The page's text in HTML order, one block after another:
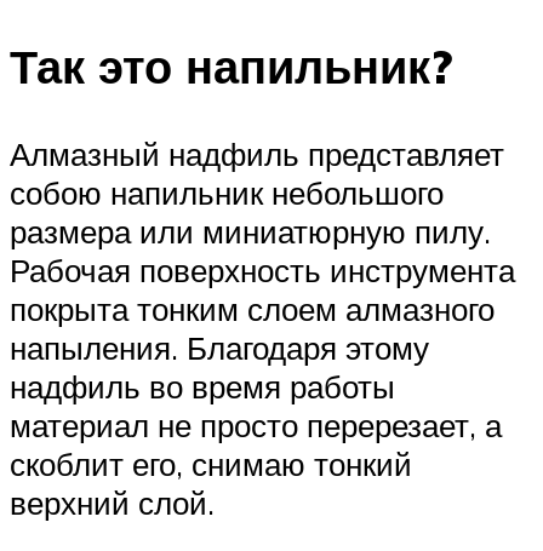
Так это напильник?
Алмазный надфиль представляет
собою напильник небольшого
размера или миниатюрную пилу.
Рабочая поверхность инструмента
покрыта тонким слоем алмазного
напыления. Благодаря этому
надфиль во время работы
материал не просто перерезает, а
скоблит его, снимаю тонкий
верхний слой.